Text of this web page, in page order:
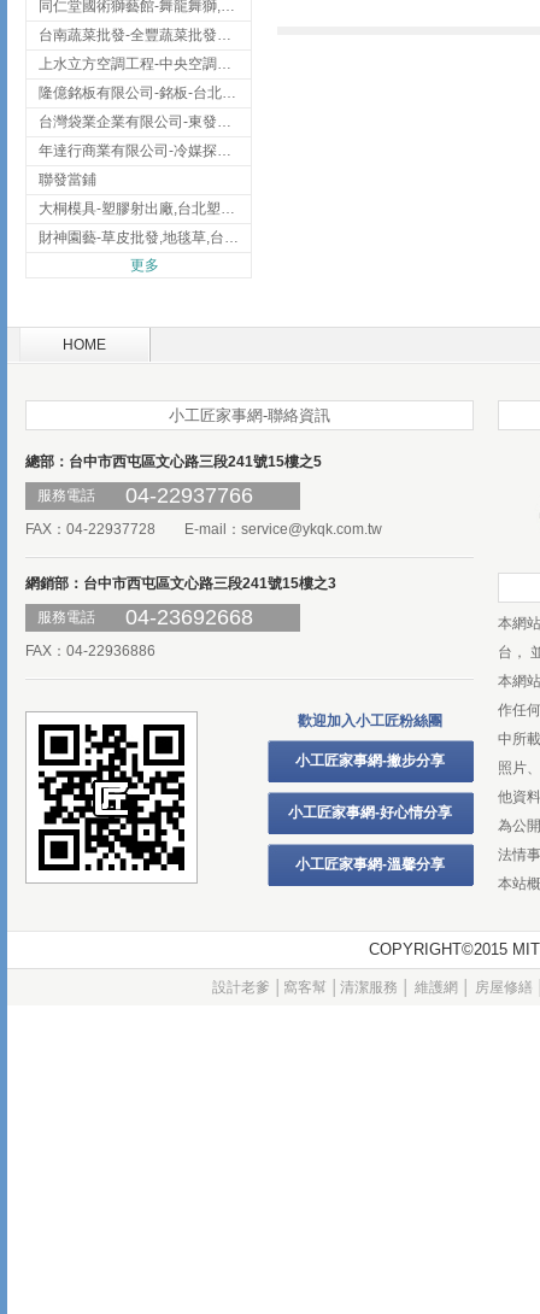
同仁堂國術獅藝館-舞龍舞獅,台中舞龍舞獅
台南蔬菜批發-全豐蔬菜批發專送/台南蔬菜箱宅配到府
上水立方空調工程-中央空調規劃,台北中央空調規劃
隆億銘板有限公司-銘板-台北銘板-板橋銘板
台灣袋業企業有限公司-東發企業社/台中太空袋/太空包
年達行商業有限公司-冷媒探漏儀,壓力錶組,真空泵浦,台北冷凍空調材料
聯發當鋪
大桐模具-塑膠射出廠,台北塑膠射出廠
財神園藝-草皮批發,地毯草,台北草,彰化地毯草,彰化台北草
更多
HOME
小工匠家事網-聯絡資訊
總部：台中市西屯區文心路三段241號15樓之5
服務電話
04-22937766
FAX：04-22937728 E-mail： service@ykqk.com.tw
網銷部：台中市西屯區文心路三段241號15樓之3
服務電話
04-23692668
FAX：04-22936886
歡迎加入小工匠粉絲團
小工匠家事網-撇步分享
小工匠家事網-好心情分享
小工匠家事網-溫馨分享
本網
台，
本網
作任
中所
照片
他資
為公
法情
本站
COPYRIGHT©2015
設計老爹 窩客幫 清潔服務 維護網 房屋修繕